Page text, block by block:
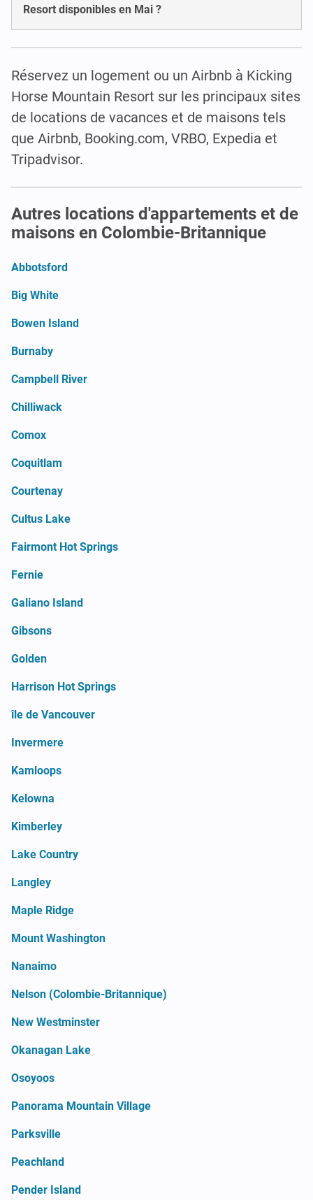
Resort disponibles en Mai ?
Réservez un logement ou un Airbnb à Kicking
Horse Mountain Resort sur les principaux sites
de locations de vacances et de maisons tels
que Airbnb, Booking.com, VRBO, Expedia et
Tripadvisor.
Autres locations d'appartements et de
maisons en Colombie-Britannique
Abbotsford
Big White
Bowen Island
Burnaby
Campbell River
Chilliwack
Comox
Coquitlam
Courtenay
Cultus Lake
Fairmont Hot Springs
Fernie
Galiano Island
Gibsons
Golden
Harrison Hot Springs
île de Vancouver
Invermere
Kamloops
Kelowna
Kimberley
Lake Country
Langley
Maple Ridge
Mount Washington
Nanaimo
Nelson (Colombie-Britannique)
New Westminster
Okanagan Lake
Osoyoos
Panorama Mountain Village
Parksville
Peachland
Pender Island